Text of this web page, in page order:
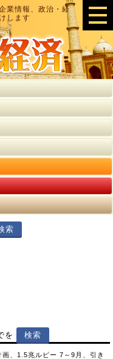
業情報、政治・経
します
を
画、1.5兆ルピー 7～9月、引き